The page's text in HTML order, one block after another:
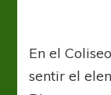
En el
sentir el